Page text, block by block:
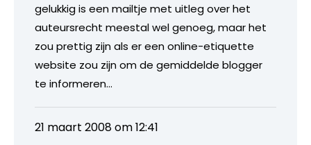
gelukkig is een mailtje met uitleg over het
auteursrecht meestal wel genoeg, maar het
zou prettig zijn als er een online-etiquette
website zou zijn om de gemiddelde blogger
te informeren…
21 maart 2008 om 12:41